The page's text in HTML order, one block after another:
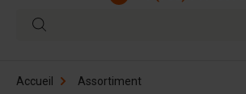
Accueil Assortiment